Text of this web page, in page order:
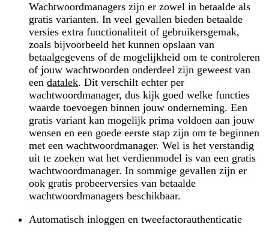
Wachtwoordmanagers zijn er zowel in betaalde als
gratis varianten. In veel gevallen bieden betaalde
versies extra functionaliteit of gebruikersgemak,
zoals bijvoorbeeld het kunnen opslaan van
betaalgegevens of de mogelijkheid om te controleren
of jouw wachtwoorden onderdeel zijn geweest van
een datalek. Dit verschilt echter per
wachtwoordmanager, dus kijk goed welke functies
waarde toevoegen binnen jouw onderneming. Een
gratis variant kan mogelijk prima voldoen aan jouw
wensen en een goede eerste stap zijn om te beginnen
met een wachtwoordmanager. Wel is het verstandig
uit te zoeken wat het verdienmodel is van een gratis
wachtwoordmanager. In sommige gevallen zijn er
ook gratis probeerversies van betaalde
wachtwoordmanagers beschikbaar.
Automatisch inloggen en tweefactorauthenticatie